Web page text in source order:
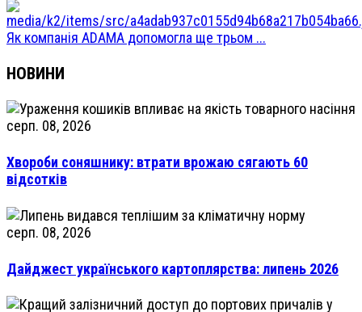
Як компанія ADAMA допомогла ще трьом ...
НОВИНИ
серп. 08, 2026
Хвороби соняшнику: втрати врожаю сягають 60
відсотків
серп. 08, 2026
Дайджест українського картоплярства: липень 2026